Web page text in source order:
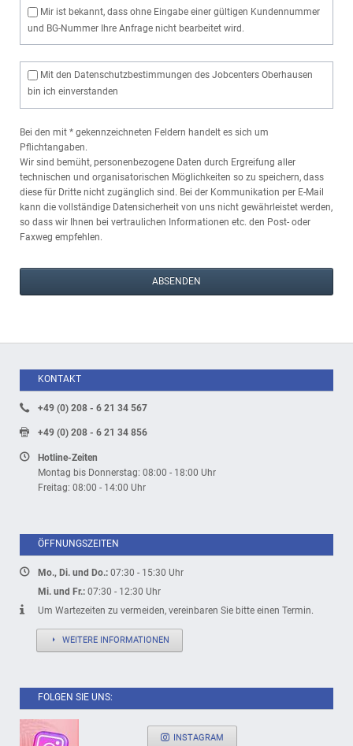
Mir ist bekannt, dass ohne Eingabe einer gültigen Kundennummer
und BG-Nummer Ihre Anfrage nicht bearbeitet wird.
Mit den Datenschutzbestimmungen des Jobcenters Oberhausen
bin ich einverstanden
Bei den mit * gekennzeichneten Feldern handelt es sich um
Pflichtangaben.
Wir sind bemüht, personenbezogene Daten durch Ergreifung aller
technischen und organisatorischen Möglichkeiten so zu speichern, dass
diese für Dritte nicht zugänglich sind. Bei der Kommunikation per E-Mail
kann die vollständige Datensicherheit von uns nicht gewährleistet werden,
so dass wir Ihnen bei vertraulichen Informationen etc. den Post- oder
Faxweg empfehlen.
ABSENDEN
KONTAKT
+49 (0) 208 - 6 21 34 567
+49 (0) 208 - 6 21 34 856
Hotline-Zeiten
Montag bis Donnerstag: 08:00 - 18:00 Uhr
Freitag: 08:00 - 14:00 Uhr
ÖFFNUNGSZEITEN
Mo., Di. und Do.:07:30 - 15:30 Uhr
Mi. und Fr.: 07:30 - 12:30 Uhr
Um Wartezeiten zu vermeiden, vereinbaren Sie bitte einen Termin.
WEITERE INFORMATIONEN
FOLGEN SIE UNS:
INSTAGRAM